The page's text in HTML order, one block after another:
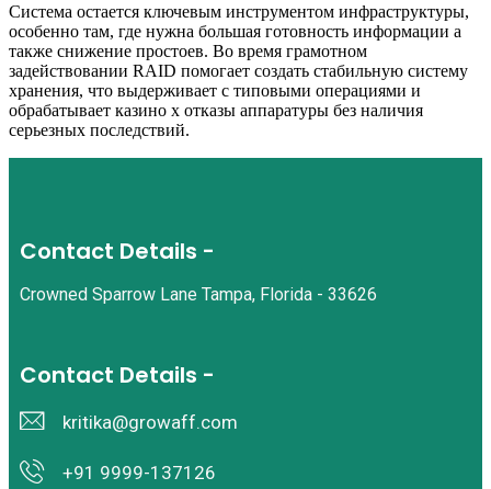
Система остается ключевым инструментом инфраструктуры,
особенно там, где нужна большая готовность информации а
также снижение простоев. Во время грамотном
задействовании RAID помогает создать стабильную систему
хранения, что выдерживает с типовыми операциями и
обрабатывает казино х отказы аппаратуры без наличия
серьезных последствий.
Contact Details -
Crowned Sparrow Lane Tampa, Florida - 33626
Contact Details -
kritika@growaff.com
+91 9999-137126